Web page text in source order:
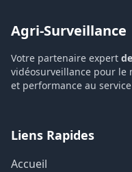
Agri-Surveillance
Votre partenaire expert
vidéosurveillance pour le
et performance au
Liens Rapides
Accueil